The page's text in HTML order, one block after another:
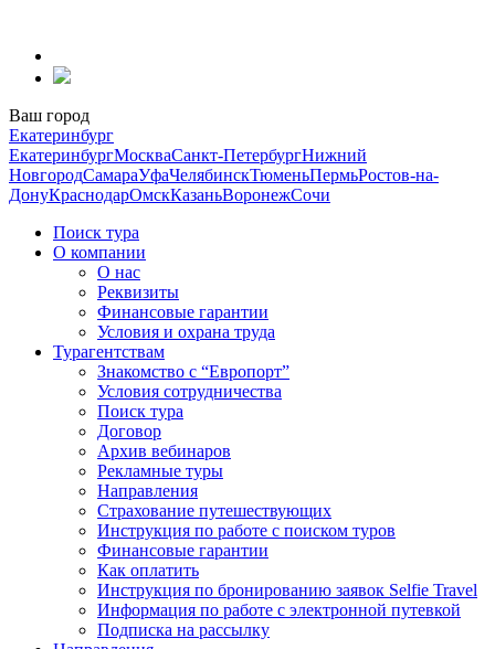
содержанию
Ваш город
Екатеринбург
ЕкатеринбургМоскваСанкт-ПетербургНижний
НовгородСамараУфаЧелябинскТюменьПермьРостов-на-
ДонуКраснодарОмскКазаньВоронежСочи
Поиск тура
О компании
О нас
Реквизиты
Финансовые гарантии
Условия и охрана труда
Турагентствам
Знакомство с “Европорт”
Условия сотрудничества
Поиск тура
Договор
Архив вебинаров
Рекламные туры
Направления
Страхование путешествующих
Инструкция по работе с поиском туров
Финансовые гарантии
Как оплатить
Инструкция по бронированию заявок Selfie Travel
Информация по работе с электронной путевкой
Подписка на рассылку